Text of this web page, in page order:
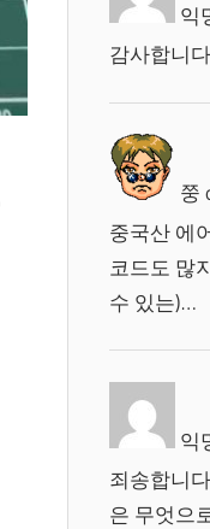
익
감사합니
쭝
중국산 에
코드도 많
수 있는)…
익
죄송합니
은 무엇으